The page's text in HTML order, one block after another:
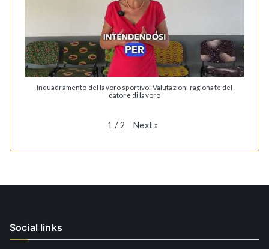
Inquadramento del lavoro sportivo: Valutazioni ragionate del
datore di lavoro
1 / 2 Next»
Social links